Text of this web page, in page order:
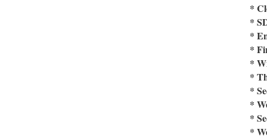
*
*
*
*
*
*
*
*
*
*